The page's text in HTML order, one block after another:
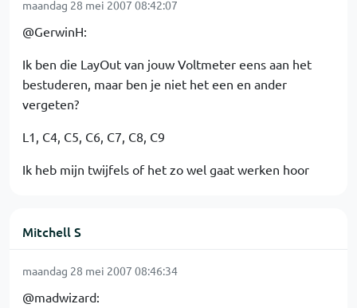
maandag 28 mei 2007 08:42:07
@GerwinH:
Ik ben die LayOut van jouw Voltmeter eens aan het
bestuderen, maar ben je niet het een en ander
vergeten?
L1, C4, C5, C6, C7, C8, C9
Ik heb mijn twijfels of het zo wel gaat werken hoor
Mitchell S
maandag 28 mei 2007 08:46:34
@madwizard: